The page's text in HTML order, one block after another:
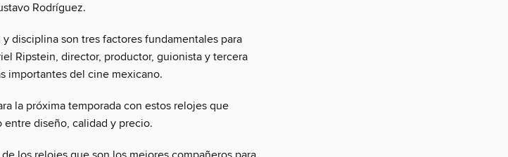
Rodríguez.
y disciplina son tres factores fundamentales para
Ripstein, director, productor, guionista y tercera
importantes del cine mexicano.
la próxima temporada con estos relojes que
diseño, calidad y precio.